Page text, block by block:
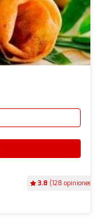
3.8 (128 opiniones)